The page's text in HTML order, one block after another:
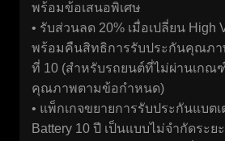
พร้อมข้อเสนอพิเศษ
• รับส่วนลด 20% เมื่อเปลี่ยน High
พร้อมคืนสิทธิการรับประกันคุณภา
ที่ 10 (สำหรับรถยนต์ที่ไม่ผ่านเกณ
คุณภาพตามข้อกำหนด)
• แพ็กเกจขยายการรับประกันแบตเ
Battery 10 ปี เป็นแบบไม่จำกัดระย